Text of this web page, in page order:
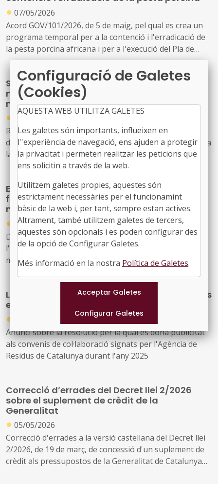
● 07/05/2026
Acord GOV/101/2026, de 5 de maig, pel qual es crea un
programa temporal per a la contenció i l'erradicació de
la pesta porcina africana i per a l'execució del Pla de
control poblacional que se'n deriva
S’amplia el crèdit disponible dels ajuts de
millora d’infraestructures viaries d’accés a
nuclis rurals i zones de muntanya
●
07/05/2026
Resolució ARP/1374/2026, de 28 d'abril, per la qual es
declaren els crèdits efectivament disponibles dels ajuts a
la millora d'infraestructures viàries d'accés a nuclis
rurals habitats, als serveis bàsics i a les explotacions
convocats mitjançant la Resolució ARP/2424/2025, de 19
de juny (ref. BDNS 842445)
El Govern aprova mesures urgents per
facilitar l’urbanisme i la contractació als
municipis rurals
●
06/05/2026
Decret llei 6/2026, de 5 de maig, de mesures urgents en
l'àmbit urbanístic i de la contractació en relació amb els
municipis rurals
L’Agència de Residus de Catalunya fa públics
els convenis de col·laboració signats al 2025
●
Anunci sobre la resolució per la qual es dona publicitat
als convenis de col·laboració signats per l'Agència de
Residus de Catalunya durant l'any 2025
Correcció d’errades del Decret llei 2/2026
sobre el suplement de crèdit de la
Generalitat
● 05/05/2026
Correcció d'errades a la versió castellana del Decret llei
2/2026, de 19 de març, de concessió d'un suplement de
crèdit als pressupostos de la Generalitat de Catalunya
Configuració de Galetes
(Cookies)
AQUESTA WEB UTILITZA GALETES
Les galetes són importants, influeixen en
l''experiència de navegació, ens ajuden a protegir
la privacitat i permeten realitzar les peticions que
ens solicitin a través de la web.
Utilitzem galetes propies, aquestes són
estrictament necessàries per el funcionamint
bàsic de la web i, per tant, sempre estan actives.
Altrament, també utilitzem galetes de tercers,
aquestes són opcionals i es poden configurar des
de la opció de Configurar Galetes.
Més informació en la nostra Política de Galetes.